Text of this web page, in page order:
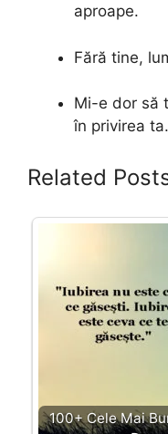
aproape.
Fără tine,
Mi-e dor să
în privirea ta.
Related
100+ Cele Mai